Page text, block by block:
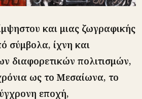
και μιας ζωγραφικής
σύμβολα, ίχνη και
διαφορετικών πολιτισμών,
ως το Μεσαίωνα, το
εποχή,